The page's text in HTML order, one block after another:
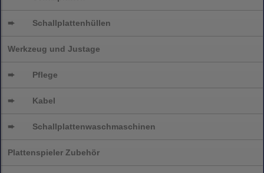
➨ Schallplattenhüllen
Werkzeug und Justage
➨ Pflege
➨ Kabel
➨ Schallplattenwaschmaschinen
Plattenspieler Zubehör